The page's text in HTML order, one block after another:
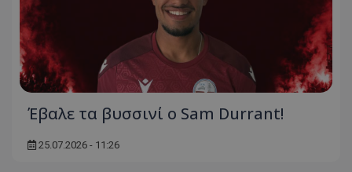
Έβαλε τα βυσσινί ο Sam Durrant!
25.07.2026 - 11:26